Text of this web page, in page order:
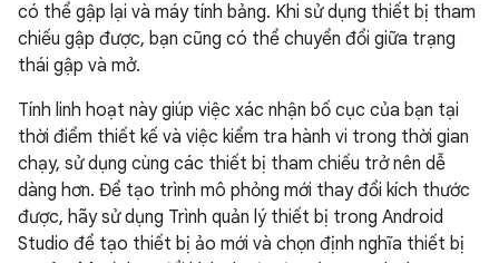
có thể gập lại và máy tính bảng. Khi sử dụng thiết bị tham
chiếu gập được, bạn cũng có thể chuyển đổi giữa trạng
thái gập và mở.
Tính linh hoạt này giúp việc xác nhận bố cục của bạn tại
thời điểm thiết kế và việc kiểm tra hành vi trong thời gian
chạy, sử dụng cùng các thiết bị tham chiếu trở nên dễ
dàng hơn. Để tạo trình mô phỏng mới thay đổi kích thước
được, hãy sử dụng Trình quản lý thiết bị trong Android
Studio để tạo thiết bị ảo mới và chọn định nghĩa thiết bị